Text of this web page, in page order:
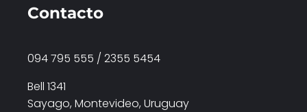
Contacto
094 795 555 / 2355 5454
Bell 1341
Sayago, Montevideo, Uruguay